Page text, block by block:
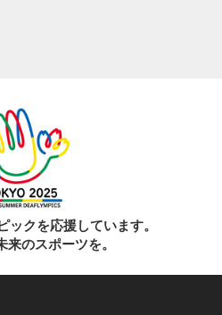
ックを応援しています。
のスポーツを。